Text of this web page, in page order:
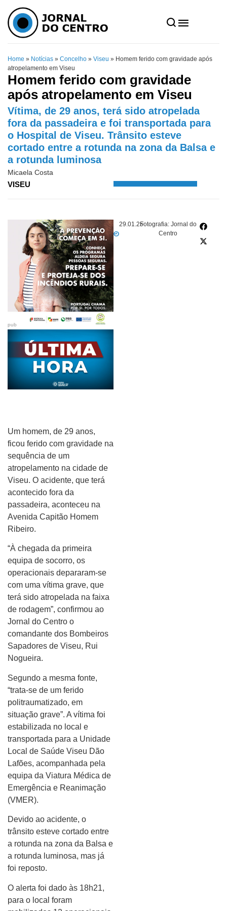
Home » Notícias » Concelho » Viseu » Homem ferido com gravidade após
atropelamento em Viseu
Homem ferido com gravidade
após atropelamento em Viseu
Vítima, de 29 anos, terá sido atropelada
fora da passadeira e foi transportada para
o Hospital de Viseu. Trânsito esteve
cortado entre a rotunda na zona da Balsa e
a rotunda luminosa
Micaela Costa
VISEU
29.01.25Fotografia: Jornal do
Centro
pub
Um homem, de 29 anos,
ficou ferido com gravidade na
sequência de um
atropelamento na cidade de
Viseu. O acidente, que terá
acontecido fora da
passadeira, aconteceu na
Avenida Capitão Homem
Ribeiro.
“À chegada da primeira
equipa de socorro, os
operacionais depararam-se
com uma vítima grave, que
terá sido atropelada na faixa
de rodagem”, confirmou ao
Jornal do Centro o
comandante dos Bombeiros
Sapadores de Viseu, Rui
Nogueira.
Segundo a mesma fonte,
“trata-se de um ferido
politraumatizado, em
situação grave”. A vítima foi
estabilizada no local e
transportada para a Unidade
Local de Saúde Viseu Dão
Lafões, acompanhada pela
equipa da Viatura Médica de
Emergência e Reanimação
(VMER).
Devido ao acidente, o
trânsito esteve cortado entre
a rotunda na zona da Balsa e
a rotunda luminosa, mas já
foi reposto.
O alerta foi dado às 18h21,
para o local foram